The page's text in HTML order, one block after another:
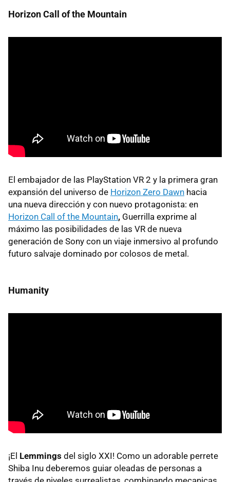
Horizon Call of the Mountain
El embajador de las PlayStation VR 2 y la primera gran
expansión del universo de Horizon Zero Dawn hacia
una nueva dirección y con nuevo protagonista: en
Horizon Call of the Mountain, Guerrilla exprime al
máximo las posibilidades de las VR de nueva
generación de Sony con un viaje inmersivo al profundo
futuro salvaje dominado por colosos de metal.
Humanity
¡El Lemmings del siglo XXI! Como un adorable perrete
Shiba Inu deberemos guiar oleadas de personas a